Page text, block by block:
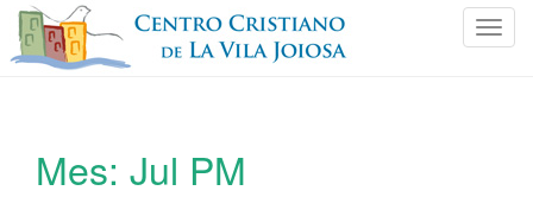
C
Mes: Jul PM